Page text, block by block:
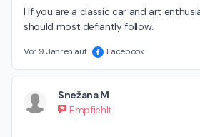
I If you are a classic car and art
should most defiantly follow.
Vor 9 Jahren auf Facebook
Snežana M
Empfiehlt